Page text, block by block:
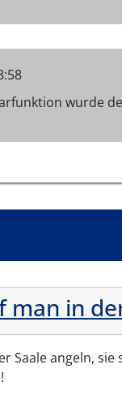
wurde
man in
Saale angeln,